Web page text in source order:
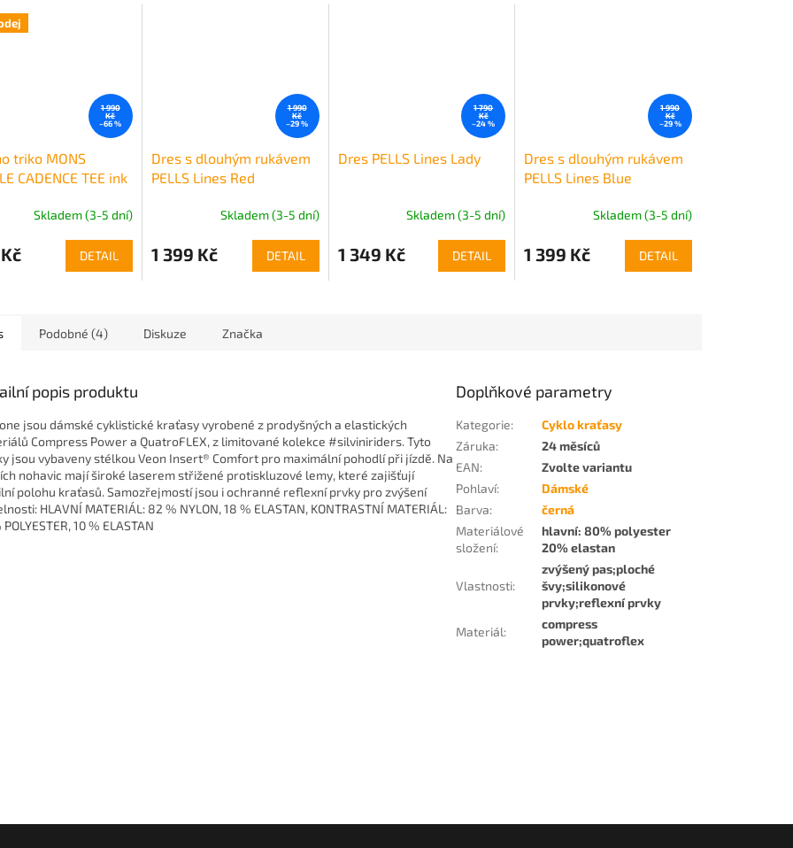
1 990
Kč
–66 %
triko MONS
CADENCE TEE ink
Skladem (3-5 dní)
DETAIL
1 990
Kč
–29 %
Dres s dlouhým rukávem
PELLS Lines Red
Skladem (3-5 dní)
1 399 Kč DETAIL
1 790
Kč
–24 %
Dres PELLS Lines Lady
Skladem (3-5 dní)
1 349 Kč DETAIL
1 990
Kč
–29 %
Dres s dlouhým rukávem
PELLS Lines Blue
Skladem (3-5 dní)
1 399 Kč DETAIL
Podobné (4) Diskuze Značka
popis produktu
jsou dámské cyklistické kraťasy vyrobené z prodyšných a elastických
Compress Power a QuatroFLEX, z limitované kolekce #silviniriders. Tyto
jsou vybaveny stélkou Veon Insert® Comfort pro maximální pohodlí při jízdě. Na
nohavic mají široké laserem střižené protiskluzové lemy, které zajišťují
polohu kraťasů. Samozřejmostí jsou i ochranné reflexní prvky pro zvýšení
HLAVNÍ MATERIÁL: 82 % NYLON, 18 % ELASTAN, KONTRASTNÍ MATERIÁL:
10 % ELASTAN
Doplňkové parametry
Kategorie:
Cyklo kraťasy
Záruka:
24 měsíců
EAN:
Zvolte variantu
Pohlaví:
Dámské
Barva:
černá
Materiálové
složení:
hlavní: 80% polyester
20% elastan
Vlastnosti:
zvýšený pas;ploché
švy;silikonové
prvky;reflexní prvky
Materiál:
compress
power;quatroflex